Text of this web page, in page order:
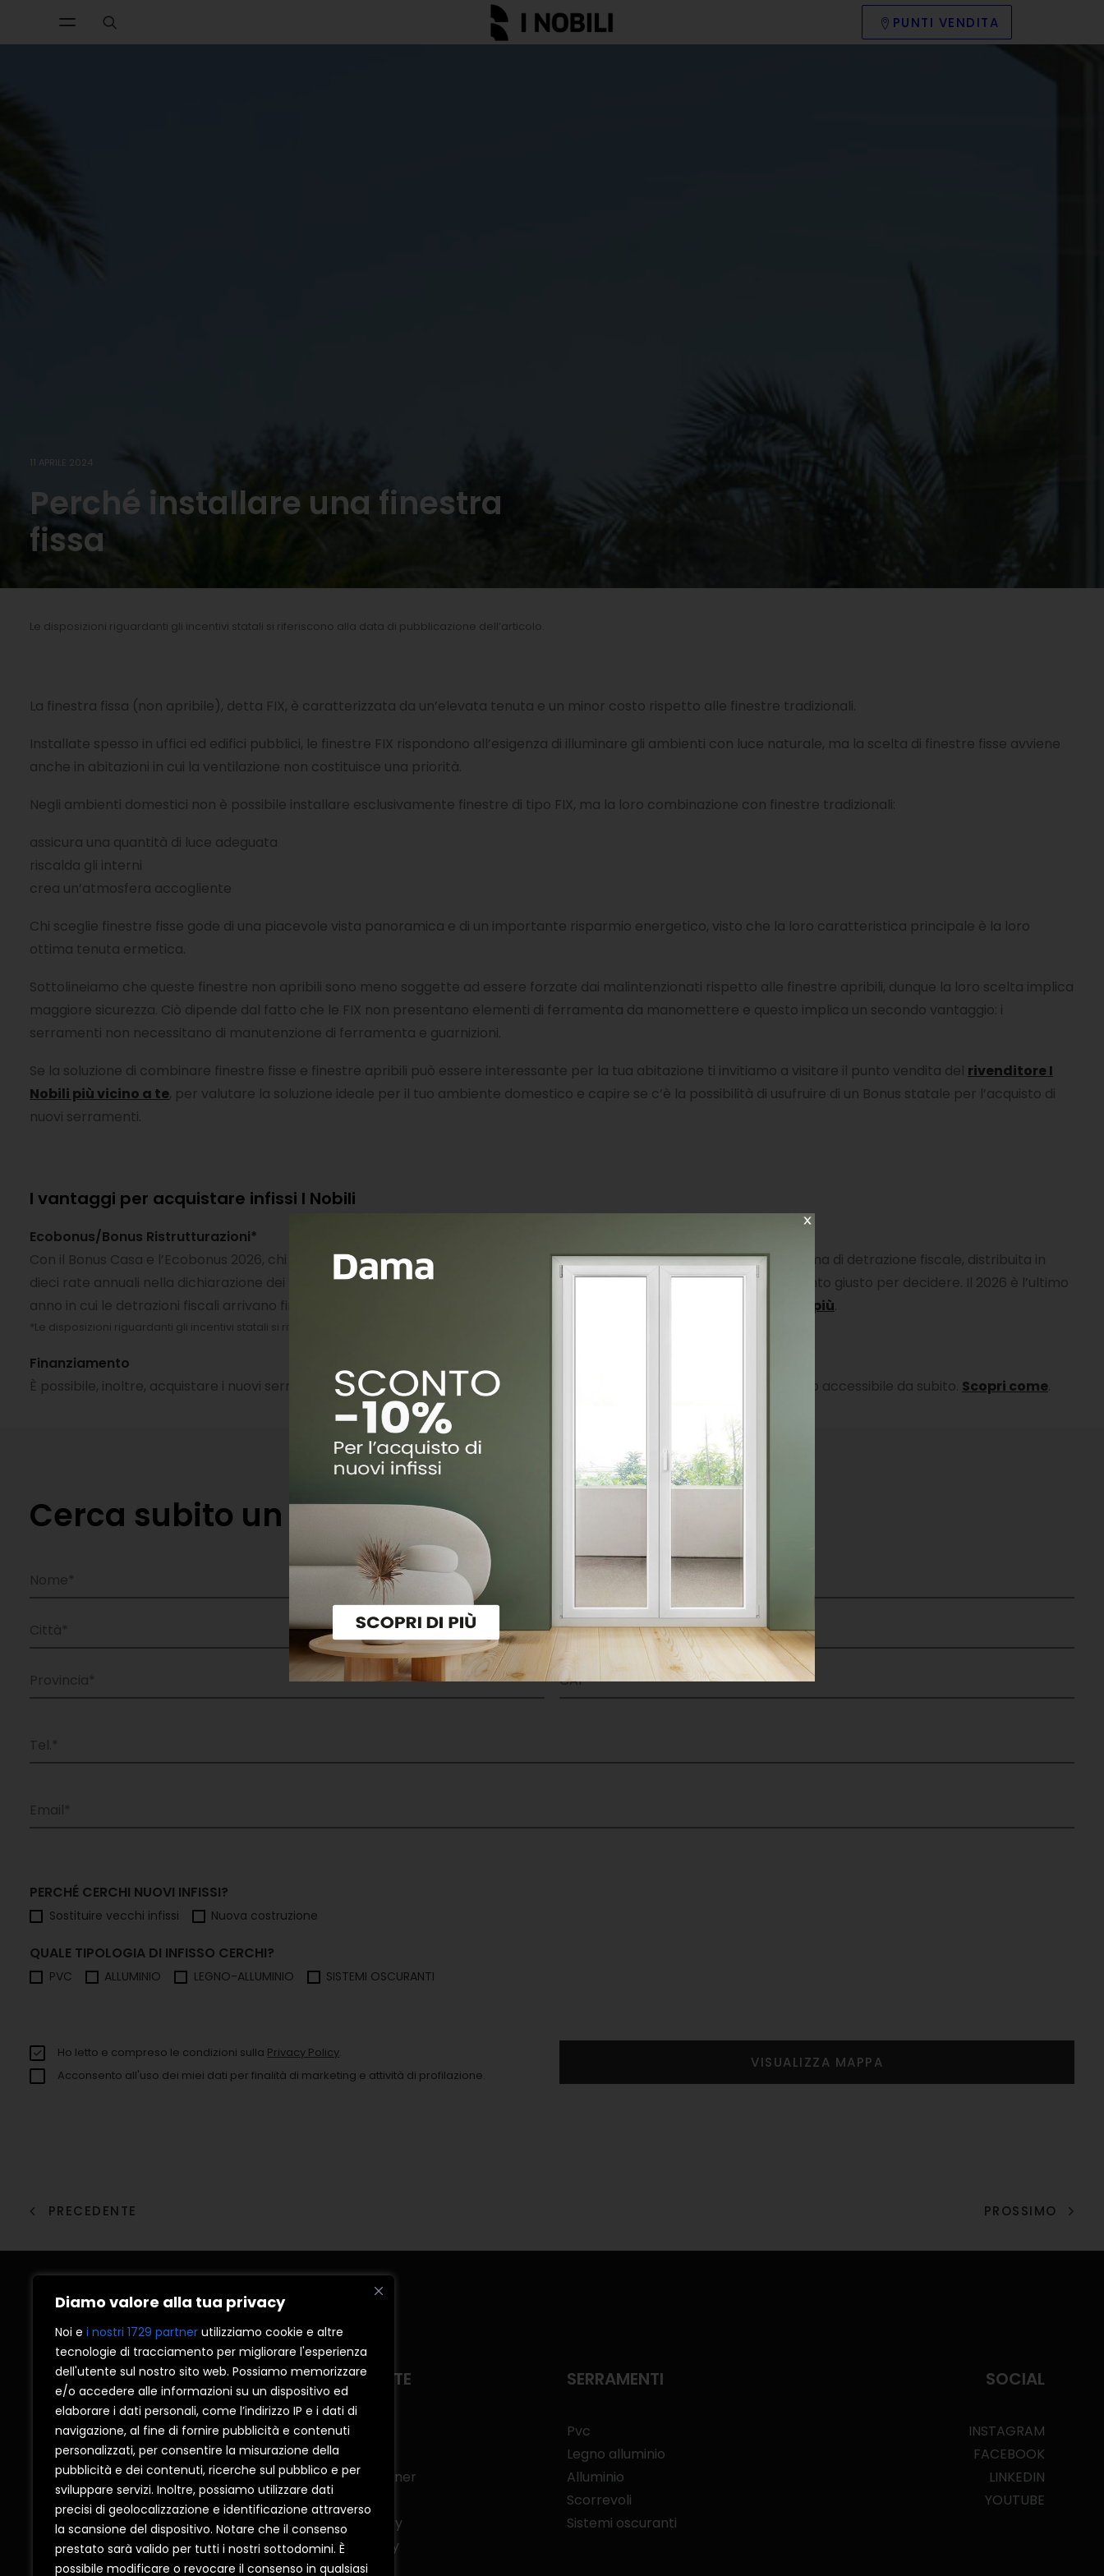
Diamo valore alla tua privacy
Noi e i nostri 1729 partner utilizziamo cookie e altre
tecnologie di tracciamento per migliorare l'esperienza
dell'utente sul nostro sito web. Possiamo memorizzare
e/o accedere alle informazioni su un dispositivo ed
elaborare i dati personali, come l’indirizzo IP e i dati di
navigazione, al fine di fornire pubblicità e contenuti
personalizzati, per consentire la misurazione della
pubblicità e dei contenuti, ricerche sul pubblico e per
sviluppare servizi. Inoltre, possiamo utilizzare dati
precisi di geolocalizzazione e identificazione attraverso
la scansione del dispositivo. Notare che il consenso
prestato sarà valido per tutti i nostri sottodomini. È
possibile modificare o revocare il consenso in qualsiasi
PUNTI VENDITA
11 APRILE 2024
Perché installare una finestra
fissa
Le disposizioni riguardanti gli incentivi statali si riferiscono alla data di pubblicazione dell’articolo.
La finestra fissa (non apribile), detta FIX, è caratterizzata da un’elevata tenuta e un minor costo rispetto alle finestre tradizionali.
Installate spesso in uffici ed edifici pubblici, le finestre FIX rispondono all’esigenza di illuminare gli ambienti con luce naturale, ma la scelta di finestre fisse avviene
anche in abitazioni in cui la ventilazione non costituisce una priorità.
Negli ambienti domestici non è possibile installare esclusivamente finestre di tipo FIX, ma la loro combinazione con finestre tradizionali:
assicura una quantità di luce adeguata
riscalda gli interni
crea un’atmosfera accogliente
Chi sceglie finestre fisse gode di una piacevole vista panoramica e di un importante risparmio energetico, visto che la loro caratteristica principale è la loro
ottima tenuta ermetica.
Sottolineiamo che queste finestre non apribili sono meno soggette ad essere forzate dai malintenzionati rispetto alle finestre apribili, dunque la loro scelta implica
maggiore sicurezza. Ciò dipende dal fatto che le FIX non presentano elementi di ferramenta da manomettere e questo implica un secondo vantaggio: i
serramenti non necessitano di manutenzione di ferramenta e guarnizioni.
Se la soluzione di combinare finestre fisse e finestre apribili può essere interessante per la tua abitazione ti invitiamo a visitare il punto vendita del rivenditore I
Nobili più vicino a te, per valutare la soluzione ideale per il tuo ambiente domestico e capire se c’è la possibilità di usufruire di un Bonus statale per l’acquisto di
nuovi serramenti.
I vantaggi per acquistare infissi I Nobili
Ecobonus/Bonus Ristrutturazioni*
Con il Bonus Casa e l’Ecobonus 2026, chi sostituisce le finestre può recuperare fino al 50% della spesa sostenuta sotto forma di detrazione fiscale, distribuita in
dieci rate annuali nella dichiarazione dei redditi. Se hai rimandato finora la sostituzione delle tue finestre, questo è il momento giusto per decidere. Il 2026 è l’ultimo
anno in cui le detrazioni fiscali arrivano fino al 50%: dal 1° gennaio 2027 il vantaggio si riduce in modo significativo.
Scopri di più.
*Le disposizioni riguardanti gli incentivi statali si riferiscono alla data di pubblicazione dell’articolo.
Finanziamento
È possibile, inoltre, acquistare i nuovi serramenti in comode rate, con un finanziamento pensato per rendere l’investimento accessibile da subito. Scopri come.
Cerca subito un rivenditore di serramenti I Nobili!
PERCHÉ CERCHI NUOVI INFISSI?
Sostituire vecchi infissi Nuova costruzione
QUALE TIPOLOGIA DI INFISSO CERCHI?
PVC ALLUMINIO LEGNO-ALLUMINIO SISTEMI OSCURANTI
Ho letto e compreso le condizioni sulla Privacy Policy.
Acconsento all'uso dei miei dati per finalità di marketing e attività di profilazione.
PRECEDENTE PROSSIMO
CONTATTI
I NOBILI srl
Produzione di Finestre e Persiane.
P.IVA 04829870726
Reg. impr. Bari 04829870726
CAP. SOCIALE €602000 c.i.
C.C.I.A.A. Bari – REA n.336394
CORPORATE
Azienda
Consigli
Diventa Partner
Contatti
Privacy policy
Cookie policy
SERRAMENTI
Pvc
Legno alluminio
Alluminio
Scorrevoli
Sistemi oscuranti
SOCIAL
INSTAGRAM
FACEBOOK
LINKEDIN
YOUTUBE